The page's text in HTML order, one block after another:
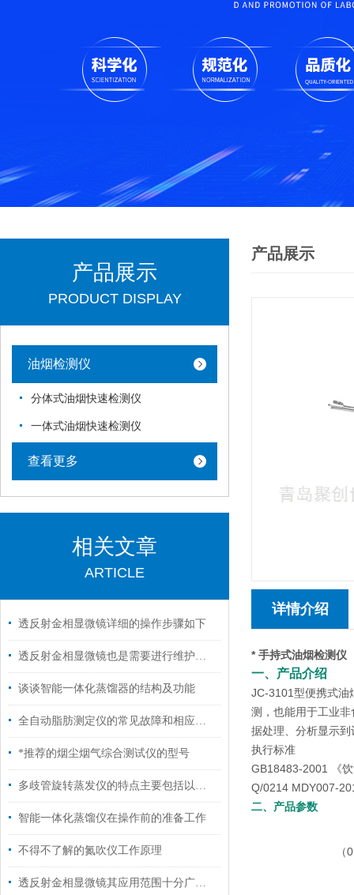
产品展示
PRODUCT DISPLAY
油烟检测仪
分体式油烟快速检测仪
一体式油烟快速检测仪
查看更多
相关文章
ARTICLE
透反射金相显微镜详细的操作步骤如下
透反射金相显微镜也是需要进行维护保养的
谈谈智能一体化蒸馏器的结构及功能
全自动脂肪测定仪的常见故障和相应的解决策略
*推荐的烟尘烟气综合测试仪的型号
多歧管旋转蒸发仪的特点主要包括以下几个方面
智能一体化蒸馏仪在操作前的准备工作
不得不了解的氮吹仪工作原理
透反射金相显微镜其应用范围十分广泛，主要涵盖以下几个核心领域
产品展示
详情介绍
* 手持式油烟检测仪
一、产品介绍
JC-3101型便携式油
测，也能用于工业
据处理、分析显示
执行标准
GB18483-2001 《
Q/0214 MDY007-
二、产品参数